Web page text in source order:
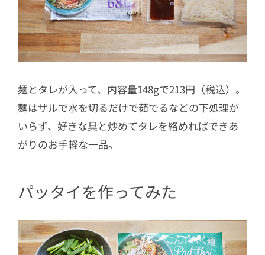
麺とタレが入って、内容量148gで213円（税込）。
麺はザルで水を切るだけで茹でるなどの下処理が
いらず、好きな具と炒めてタレを絡めればできあ
がりのお手軽な一品。
パッタイを作ってみた